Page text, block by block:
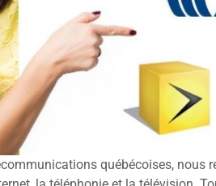
québécoises, nous